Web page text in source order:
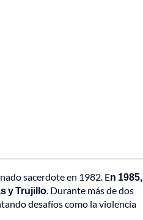
sacerdote en 1982. En 1985,
y Trujillo. Durante más de dos
desafíos como la violencia